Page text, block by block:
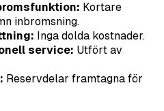
Kortare
inbromsning.
Inga dolda kostnader.
service: Utfört av
Reservdelar framtagna för